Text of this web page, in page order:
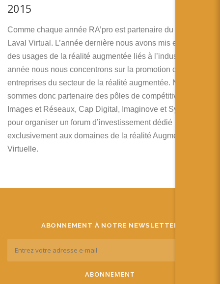
2015
Comme chaque année RA’pro est partenaire du salon
Laval Virtual. L’année dernière nous avons mis en avant
des usages de la réalité augmentée liés à l’industrie. Cette
année nous nous concentrons sur la promotion des
entreprises du secteur de la réalité augmentée. Nous
sommes donc partenaire des pôles de compétitivité,
Images et Réseaux, Cap Digital, Imaginove et Systematic
pour organiser un forum d’investissement dédié
exclusivement aux domaines de la réalité Augmentée et
Virtuelle.
ABONNEMENT À NOTRE NEWSLETTER